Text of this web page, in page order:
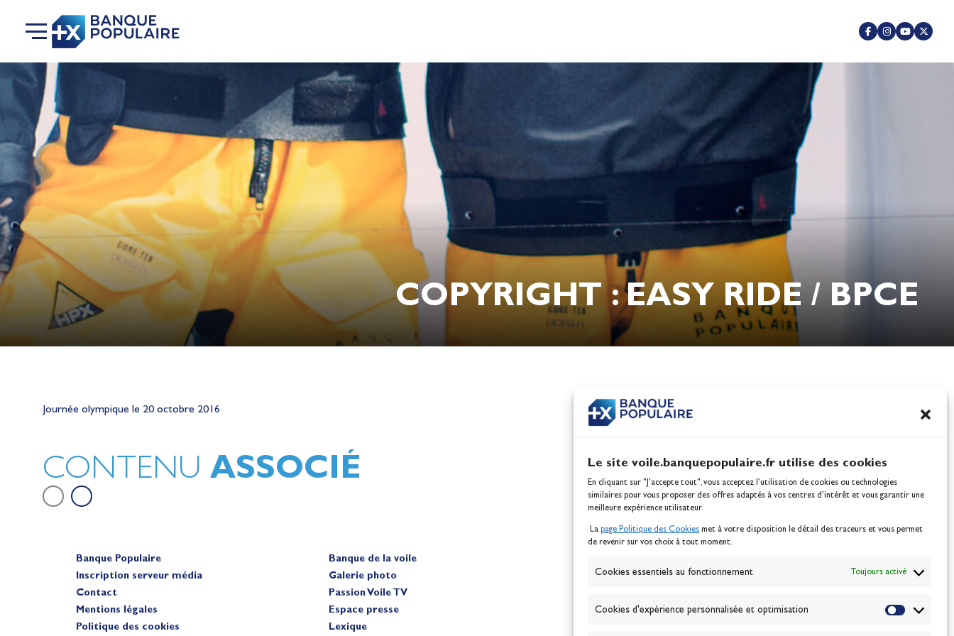
Le site voile.banquepopulaire.fr utilise des cookies
En cliquant sur "J'accepte tout", vous acceptez l’utilisation de cookies ou technologies
similaires pour vous proposer des offres adaptés à vos centres d’intérêt et vous garantir une
meilleure expérience utilisateur.
La page Politique des Cookies met à votre disposition le détail des traceurs et vous permet
de revenir sur vos choix à tout moment.
Cookies essentiels au fonctionnement Toujours activé
Cookies d'expérience personnalisée et optimisation
COPYRIGHT : EASY RIDE / BPCE
Journée olympique le 20 octobre 2016
CONTENU ASSOCIÉ
sur le plan d'eau des Jeux Olympiques
Berthomieu, vice-championnes
100% Glisse - Écoles
Banque Populaire
Inscription serveur média
Contact
Mentions légales
Politique des cookies
Banque de la voile
Galerie photo
Passion Voile TV
Espace presse
Lexique
ABONNEZ-VOUS